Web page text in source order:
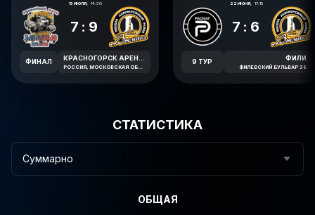
13 ИЮЛЯ, 14:30
7:9
ФИНАЛ
22 ИЮНЯ, 17:15
7:6
9 ТУР ФИЛИ
ФИЛЕВСКИЙ БУЛЬВАР 38
СТАТИСТИКА
Суммарно
ОБЩАЯ